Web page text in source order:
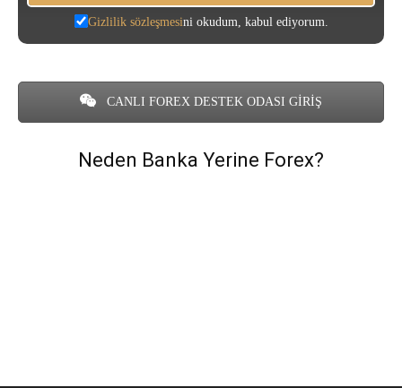
Gizlilik sözleşmesini okudum, kabul ediyorum.
CANLI FOREX DESTEK ODASI GİRİŞ
Neden Banka Yerine Forex?